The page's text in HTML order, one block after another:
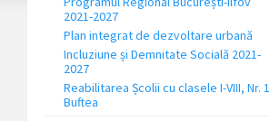
2021-2027
Plan integrat de dezvoltare urbană
Incluziune și Demnitate Socială 2021-
2027
Reabilitarea Școlii cu clasele I-VIII, Nr. 1
Buftea